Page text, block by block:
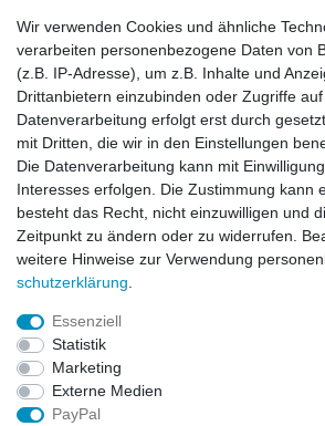
Wir verwenden Cookies und ähnliche
verarbeiten personenbezogene Daten von
(z.B. IP-Adresse), um z.B. Inhalte und
Drittanbietern einzubinden oder Zugriffe
Datenverarbeitung erfolgt erst durch
mit Dritten, die wir in den Einstellungen
Die Datenverarbeitung kann mit
Interesses erfolgen. Die Zustimmung kann
besteht das Recht, nicht einzuwilligen und
Zeitpunkt zu ändern oder zu widerrufen.
weitere Hinweise zur Verwendung
schutz­erklärung
Essenziell
Statistik
Marketing
Externe Medien
PayPal